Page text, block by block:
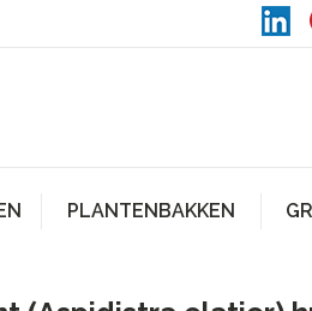
PLANTENBAKKEN